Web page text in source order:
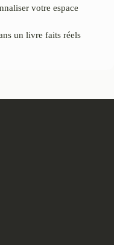
votre espace
un livre faits réels